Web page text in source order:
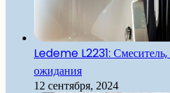
Ledeme L2231:
ожидания
12 сентября, 2024